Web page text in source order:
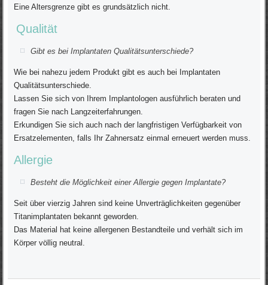
Eine Altersgrenze gibt es grundsätzlich nicht.
Qualität
Gibt es bei Implantaten Qualitätsunterschiede?
Wie bei nahezu jedem Produkt gibt es auch bei Implantaten
Qualitätsunterschiede.
Lassen Sie sich von Ihrem Implantologen ausführlich beraten und
fragen Sie nach Langzeiterfahrungen.
Erkundigen Sie sich auch nach der langfristigen Verfügbarkeit von
Ersatzelementen, falls Ihr Zahnersatz einmal erneuert werden muss.
Allergie
Besteht die Möglichkeit einer Allergie gegen Implantate?
Seit über vierzig Jahren sind keine Unverträglichkeiten gegenüber
Titanimplantaten bekannt geworden.
Das Material hat keine allergenen Bestandteile und verhält sich im
Körper völlig neutral.